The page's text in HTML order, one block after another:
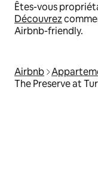
Êtes-vous
Découvrez
Airbnb-friendly.
Airbnb
The Preserve at